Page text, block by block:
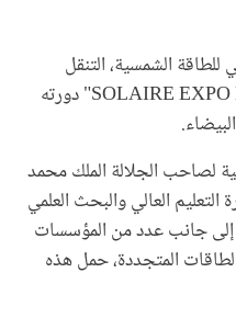
الشمسية، التنقل
الأخضر وتخزين الطاقة "SOLAIRE EXPO MAROC" دورته
لصاحب الجلالة الملك محمد
العالي والبحث العلمي
إلى جانب عدد من المؤسسات
المتجددة، حمل هذه